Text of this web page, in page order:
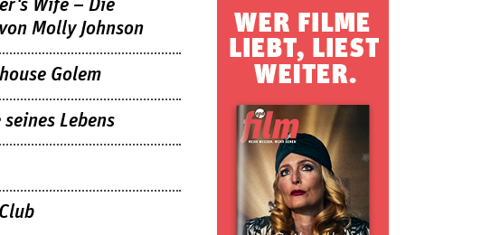
Wife – Die
Molly Johnson
Golem
Lebens